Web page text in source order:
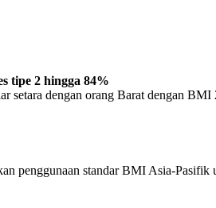
tipe 2 hingga 84%
setara dengan orang Barat dengan BMI
penggunaan standar BMI Asia-